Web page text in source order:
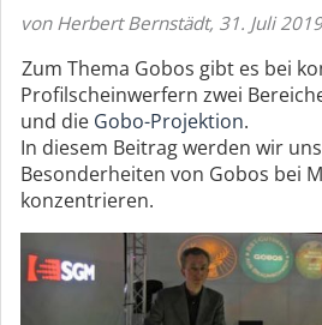
von Herbert Bernstädt, 31. Juli 2019
Zum Thema Gobos gibt es bei
Profilscheinwerfern zwei
und die Gobo-Projektion.
In diesem Beitrag werden wir
Besonderheiten von Gobos bei
konzentrieren.